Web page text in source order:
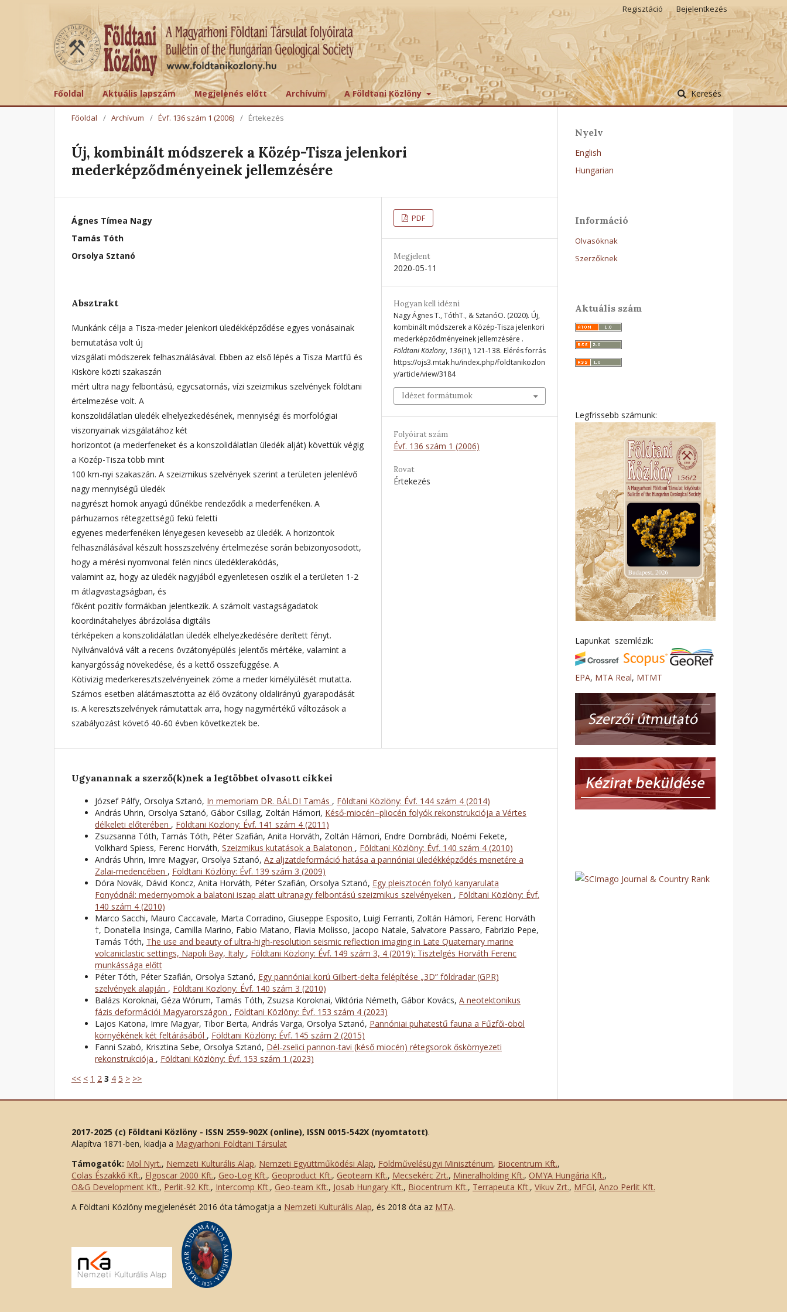
Főoldal Aktuális lapszám Megjelenés előtt Archívum A Földtani Közlöny Keresés
Regisztáció Bejelentkezés
Főoldal / Archívum / Évf. 136 szám 1 (2006) / Értekezés
Új, kombinált módszerek a Közép-Tisza jelenkori
mederképződményeinek jellemzésére
Ágnes Tímea Nagy
Tamás Tóth
Orsolya Sztanó
Absztrakt
Munkánk célja a Tisza-meder jelenkori üledékképződése egyes vonásainak
bemutatása volt új
vizsgálati módszerek felhasználásával. Ebben az első lépés a Tisza Martfű és
Kisköre közti szakaszán
mért ultra nagy felbontású, egycsatornás, vízi szeizmikus szelvények földtani
értelmezése volt. A
konszolidálatlan üledék elhelyezkedésének, mennyiségi és morfológiai
viszonyainak vizsgálatához két
horizontot (a mederfeneket és a konszolidálatlan üledék alját) követtük végig
a Közép-Tisza több mint
100 km-nyi szakaszán. A szeizmikus szelvények szerint a területen jelenlévő
nagy mennyiségű üledék
nagyrészt homok anyagú dűnékbe rendeződik a mederfenéken. A
párhuzamos rétegzettségű fekü feletti
egyenes mederfenéken lényegesen kevesebb az üledék. A horizontok
felhasználásával készült hosszszelvény értelmezése során bebizonyosodott,
hogy a mérési nyomvonal felén nincs üledéklerakódás,
valamint az, hogy az üledék nagyjából egyenletesen oszlik el a területen 1-2
m átlagvastagságban, és
főként pozitív formákban jelentkezik. A számolt vastagságadatok
koordinátahelyes ábrázolása digitális
térképeken a konszolidálatlan üledék elhelyezkedésére derített fényt.
Nyilvánvalóvá vált a recens övzátonyépülés jelentős mértéke, valamint a
kanyargósság növekedése, és a kettő összefüggése. A
Kötivizig mederkeresztszelvényeinek zöme a meder kimélyülését mutatta.
Számos esetben alátámasztotta az élő övzátony oldalirányú gyarapodását
is. A keresztszelvények rámutattak arra, hogy nagymértékű változások a
szabályozást követő 40-60 évben következtek be.
PDF
Megjelent
2020-05-11
Hogyan kell idézni
Nagy Ágnes T., TóthT., & SztanóO. (2020). Új,
kombinált módszerek a Közép-Tisza jelenkori
mederképződményeinek jellemzésére .
Földtani Közlöny, 136(1), 121-138. Elérés forrás
https://ojs3.mtak.hu/index.php/foldtanikozlon
y/article/view/3184
Idézet formátumok
Folyóirat szám
Évf. 136 szám 1 (2006)
Rovat
Értekezés
Ugyanannak a szerző(k)nek a legtöbbet olvasott cikkei
József Pálfy, Orsolya Sztanó, In memoriam DR. BÁLDI Tamás , Földtani Közlöny: Évf. 144 szám 4 (2014)
András Uhrin, Orsolya Sztanó, Gábor Csillag, Zoltán Hámori, Késő-miocén–pliocén folyók rekonstrukciója a Vértes
délkeleti előterében , Földtani Közlöny: Évf. 141 szám 4 (2011)
Zsuzsanna Tóth, Tamás Tóth, Péter Szafián, Anita Horváth, Zoltán Hámori, Endre Dombrádi, Noémi Fekete,
Volkhard Spiess, Ferenc Horváth, Szeizmikus kutatások a Balatonon , Földtani Közlöny: Évf. 140 szám 4 (2010)
András Uhrin, Imre Magyar, Orsolya Sztanó, Az aljzatdeformáció hatása a pannóniai üledékképződés menetére a
Zalai-medencében , Földtani Közlöny: Évf. 139 szám 3 (2009)
Dóra Novák, Dávid Koncz, Anita Horváth, Péter Szafián, Orsolya Sztanó, Egy pleisztocén folyó kanyarulata
Fonyódnál: medernyomok a balatoni iszap alatt ultranagy felbontású szeizmikus szelvényeken , Földtani Közlöny: Évf.
140 szám 4 (2010)
Marco Sacchi, Mauro Caccavale, Marta Corradino, Giuseppe Esposito, Luigi Ferranti, Zoltán Hámori, Ferenc Horváth
†, Donatella Insinga, Camilla Marino, Fabio Matano, Flavia Molisso, Jacopo Natale, Salvatore Passaro, Fabrizio Pepe,
Tamás Tóth, The use and beauty of ultra-high-resolution seismic reflection imaging in Late Quaternary marine
volcaniclastic settings, Napoli Bay, Italy , Földtani Közlöny: Évf. 149 szám 3, 4 (2019): Tisztelgés Horváth Ferenc
munkássága előtt
Péter Tóth, Péter Szafián, Orsolya Sztanó, Egy pannóniai korú Gilbert-delta felépítése „3D” földradar (GPR)
szelvények alapján , Földtani Közlöny: Évf. 140 szám 3 (2010)
Balázs Koroknai, Géza Wórum, Tamás Tóth, Zsuzsa Koroknai, Viktória Németh, Gábor Kovács, A neotektonikus
fázis deformációi Magyarországon , Földtani Közlöny: Évf. 153 szám 4 (2023)
Lajos Katona, Imre Magyar, Tibor Berta, András Varga, Orsolya Sztanó, Pannóniai puhatestű fauna a Fűzfői-öböl
környékének két feltárásából , Földtani Közlöny: Évf. 145 szám 2 (2015)
Fanni Szabó, Krisztina Sebe, Orsolya Sztanó, Dél-zselici pannon-tavi (késő miocén) rétegsorok őskörnyezeti
rekonstrukciója , Földtani Közlöny: Évf. 153 szám 1 (2023)
<< < 1 2 3 4 5 > >>
Nyelv
English
Hungarian
Információ
Olvasóknak
Szerzőknek
Aktuális szám
Legfrissebb számunk:
Lapunkat szemlézik:
EPA, MTA Real, MTMT
2017-2025 (c) Földtani Közlöny - ISSN 2559-902X (online), ISSN 0015-542X (nyomtatott).
Alapítva 1871-ben, kiadja a Magyarhoni Földtani Társulat
Támogatók: Mol Nyrt., Nemzeti Kulturális Alap, Nemzeti Együttműködési Alap, Földművelésügyi Minisztérium, Biocentrum Kft.,
Colas Északkő Kft., Elgoscar 2000 Kft., Geo-Log Kft., Geoproduct Kft., Geoteam Kft., Mecsekérc Zrt., Mineralholding Kft., OMYA Hungária Kft.,
O&G Development Kft., Perlit-92 Kft., Intercomp Kft., Geo-team Kft., Josab Hungary Kft., Biocentrum Kft., Terrapeuta Kft., Vikuv Zrt., MFGI, Anzo Perlit Kft.
A Földtani Közlöny megjelenését 2016 óta támogatja a Nemzeti Kulturális Alap, és 2018 óta az MTA.